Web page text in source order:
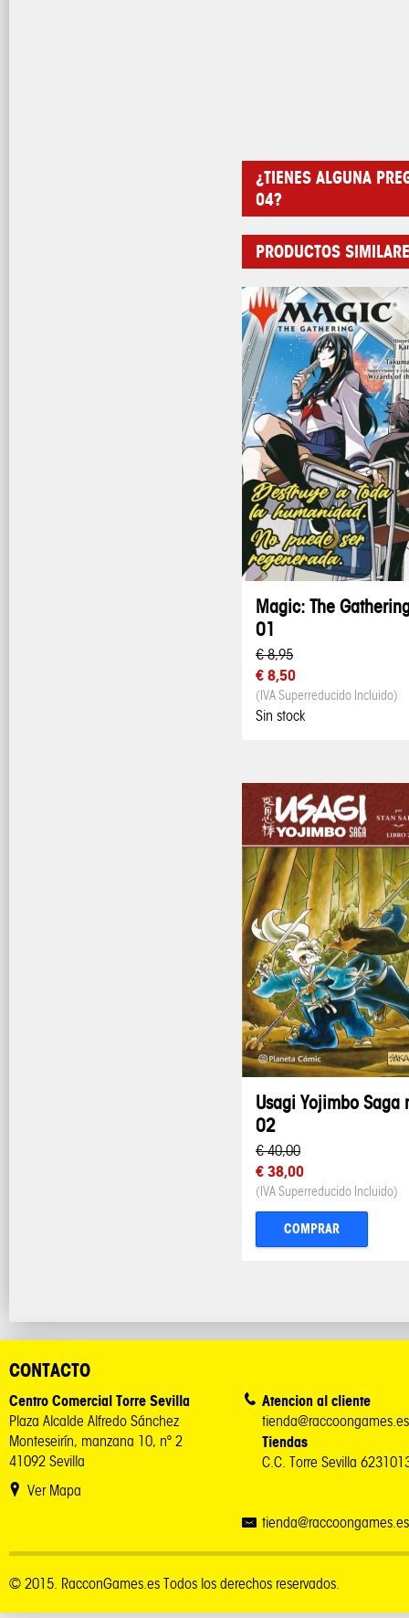
¿TIENES ALGUNA
04?
PRODUCTOS
Magic: The
01
€ 8,95
€ 8,50
(IVA Superreducido Incluido)
Sin stock
Usagi Yojimbo Saga
02
€ 40,00
€ 38,00
(IVA Superreducido Incluido)
COMPRAR
CONTACTO
Centro Comercial Torre Sevilla
Plaza Alcalde Alfredo Sánchez
Monteseirín, manzana 10, nº 2
41092 Sevilla
Ver Mapa
Atencion al cliente
tienda@raccoongames.es
Tiendas
C.C. Torre Sevilla
tienda@raccoongames.es
© 2015. RacconGames.es Todos los derechos reservados.